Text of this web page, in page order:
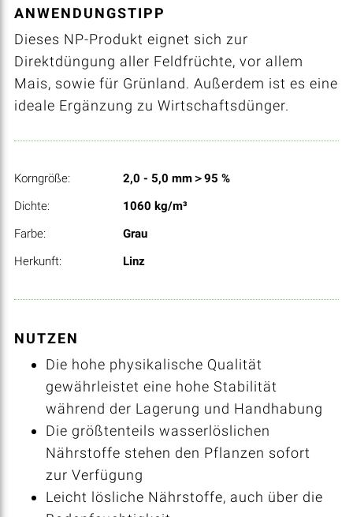
ANWENDUNGSTIPP
Dieses NP-Produkt eignet sich zur
Direktdüngung aller Feldfrüchte, vor allem
Mais, sowie für Grünland. Außerdem ist es eine
ideale Ergänzung zu Wirtschaftsdünger.
Korngröße:
2,0 - 5,0 mm＞95 %
Dichte:
1060 kg/m³
Farbe:
Grau
Herkunft:
Linz
NUTZEN
Die hohe physikalische Qualität
gewährleistet eine hohe Stabilität
während der Lagerung und Handhabung
Die größtenteils wasserlöslichen
Nährstoffe stehen den Pflanzen sofort
zur Verfügung
Leicht lösliche Nährstoffe, auch über die